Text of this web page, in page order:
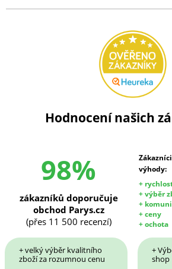
Hodnocení našich
98%
výhody:
+
+ výběr
+
+ ceny
+ ochota
zákazníků doporučuje
obchod Parys.cz
(přes 11 500 recenzí)
+ velký výběr kvalitního
zboží za rozumnou cenu
+
shop